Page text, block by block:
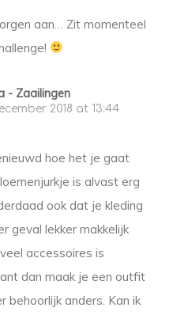
aan… Zit momenteel
- Zaailingen
2018 at 13:44
hoe het je gaat
is alvast erg
ook dat je kleding
geval lekker makkelijk
accessoires is
dan maak je een outfit
behoorlijk anders. Kan ik